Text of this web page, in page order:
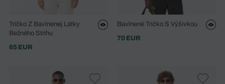
Tričko Z Bavlnenej Látky
Bežného Strihu
65 EUR
Bavlnené Tričko S Výšivkou
70 EUR